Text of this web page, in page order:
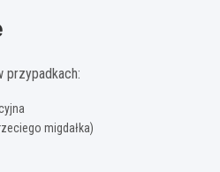
przypadkach:
migdałka)